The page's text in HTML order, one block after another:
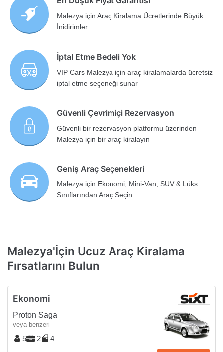
Malezya için Araç Kiralama Ücretlerinde Büyük
İnidirimler
İptal Etme Bedeli Yok
VIP Cars Malezya için araç kiralamalarda ücretsiz
iptal etme seçeneği sunar
Güvenli Çevrimiçi Rezervasyon
Güvenli bir rezervasyon platformu üzerinden
Malezya için bir araç kiralayın
Geniş Araç Seçenekleri
Malezya için Ekonomi, Mini-Van, SUV & Lüks
Sınıflarından Araç Seçin
Malezya'İçin Ucuz Araç Kiralama
Fırsatlarını Bulun
Ekonomi
Proton Saga
veya benzeri
5 2 4